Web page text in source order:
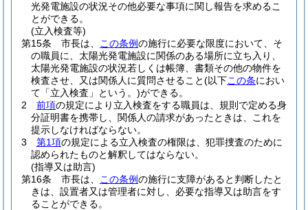
光発電施設の状況その他必要な事項に関し報告を求めるこ
とができる。
(立入検査等)
第15条
市長は、 この条例の施行に必要な限度において、そ
の職員に、太陽光発電施設に関係のある場所に立ち入り、
太陽光発電施設の状況若しくは帳簿、書類その他の物件を
検査させ、又は関係人に質問させること(以下この条におい
て「立入検査」という。)ができる。
2
前項の規定により立入検査をする職員は、規則で定める身
分証明書を携帯し、関係人の請求があったときは、これを
提示しなければならない。
3
第1項の規定による立入検査の権限は、犯罪捜査のために
認められたものと解釈してはならない。
(指導又は助言)
第16条
市長は、 この条例の施行に支障があると判断したと
きは、設置者又は管理者に対し、必要な指導又は助言をす
ることができる。